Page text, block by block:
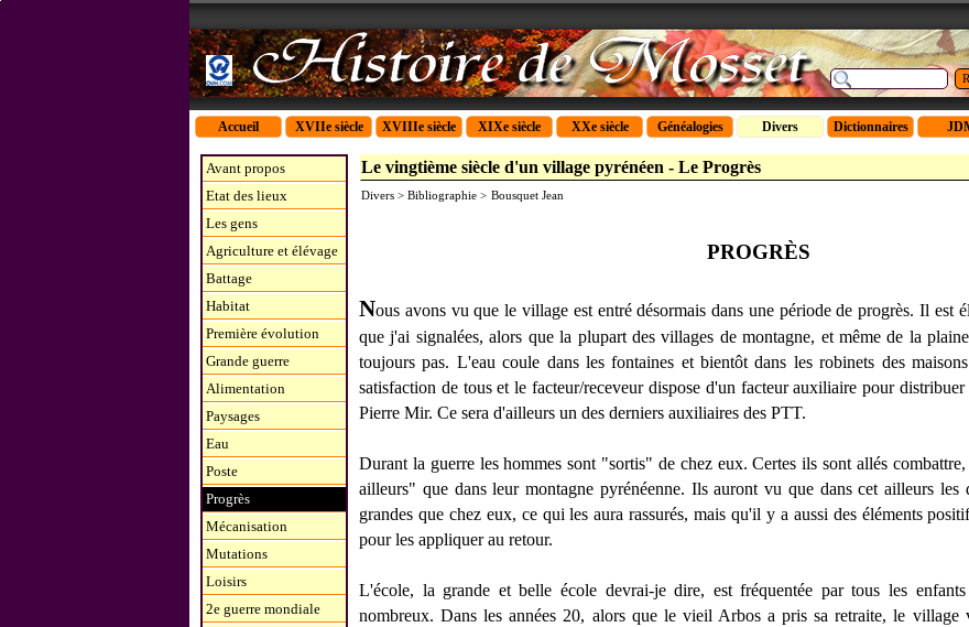
Accueil XVIIe siècle XVIIIe siècle XIXe siècle XXe siècle Généalogies Divers Dictionnaires
Avant propos
Etat des lieux
Les gens
Agriculture et élévage
Battage
Habitat
Première évolution
Grande guerre
Alimentation
Paysages
Eau
Poste
Progrès
Mécanisation
Mutations
Loisirs
2e guerre mondiale
Le vingtième siècle d'un village pyrénéen - Le Progrès
Divers > Bibliographie > Bousquet Jean
PROGRÈS
Nous avons vu que le village est entré désormais dans une période de progrès. Il est
que j'ai signalées, alors que la plupart des villages de montagne, et même de la
toujours pas. L'eau coule dans les fontaines et bientôt dans les robinets des
satisfaction de tous et le facteur/receveur dispose d'un facteur auxiliaire pour
Pierre Mir. Ce sera d'ailleurs un des derniers auxiliaires des PTT.
Durant la guerre les hommes sont "sortis" de chez eux. Certes ils sont allés
ailleurs" que dans leur montagne pyrénéenne. Ils auront vu que dans cet ailleurs
grandes que chez eux, ce qui les aura rassurés, mais qu'il y a aussi des éléments
pour les appliquer au retour.
L'école, la grande et belle école devrai-je dire, est fréquentée par tous les
nombreux. Dans les années 20, alors que le vieil Arbos a pris sa retraite, le